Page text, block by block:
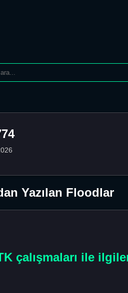
Yazılan Floodlar
çalışmaları ile